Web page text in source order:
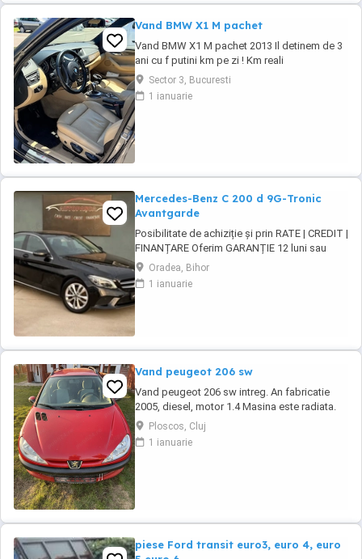
Vand BMW X1 M pachet
Vand BMW X1 M pachet 2013 Il detinem de 3
ani cu f putini km pe zi ! Km reali
235.000,accept orice test ! BMW X1 M
PACHET An 2013 Euro 5 Motorizare 2.0 Diesel
Cutie automata Steptronic 8+1 trepte
Sector 3, Bucuresti
1 ianuarie
Mercedes-Benz C 200 d 9G-Tronic
Avantgarde
Posibilitate de achiziție și prin RATE | CREDIT |
FINANȚARE Oferim GARANȚIE 12 luni sau
10.000 km Mercedes-Benz C 200 d 9G-Tronic
Avantgarde Motor - 1.6 diesel, 160 CP, Euro6
Cutie viteze - Automată 9G-Tronic An
Oradea, Bihor
1 ianuarie
Vand peugeot 206 sw
Vand peugeot 206 sw intreg. An fabricatie
2005, diesel, motor 1.4 Masina este radiata.
Pentru mai multe detalii va rog sunati la nr. de
telefon afisat:
Ploscos, Cluj
1 ianuarie
piese Ford transit euro3, euro 4, euro